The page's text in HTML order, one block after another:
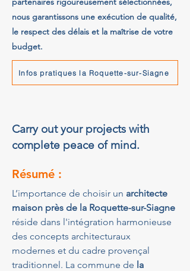
nous garantissons une exécution de qualité,
le respect des délais et la maîtrise de votre
budget.
Infos pratiques la Roquette-sur-Siagne
Carry out your projects with
complete peace of mind.
Résumé :
L’importance de choisir un architecte
maison près de la Roquette-sur-Siagne
réside dans l'intégration harmonieuse
des concepts architecturaux
modernes et du cadre provençal
traditionnel. La commune de la